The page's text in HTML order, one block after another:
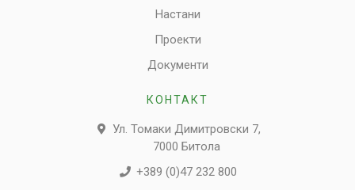
Настани
Проекти
Документи
КОНТАКТ
Ул. Томаки Димитровски 7,
7000 Битола
+389 (0)47 232 800